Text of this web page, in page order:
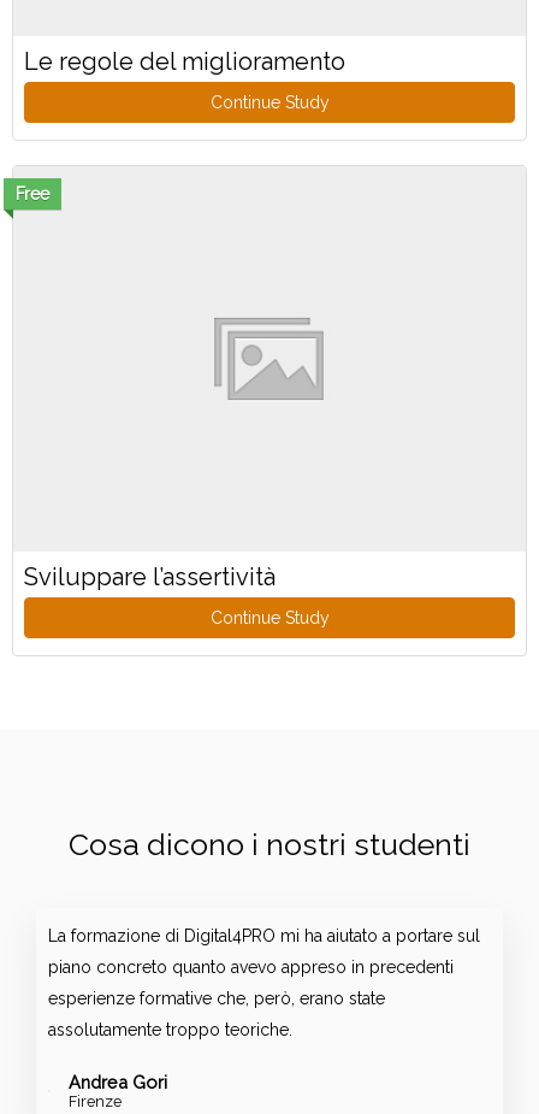
Le regole del miglioramento
Continue Study
Free
Sviluppare l’assertività
Continue Study
Cosa dicono i nostri studenti
La formazione di Digital4PRO mi ha aiutato a portare sul
piano concreto quanto avevo appreso in precedenti
esperienze formative che, però, erano state
assolutamente troppo teoriche.
Andrea Gori
Firenze